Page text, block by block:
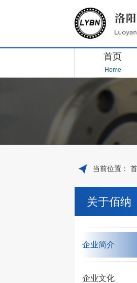
首页
Home
当前位置：
关于佰纳
企业简介
企业文化